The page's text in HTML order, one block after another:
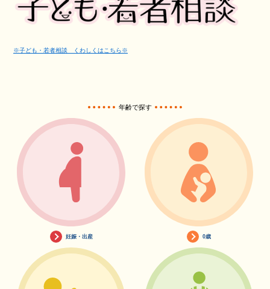
※子ども・若者相談 くわしくはこちら※
年齢で探す
妊娠・出産 0歳